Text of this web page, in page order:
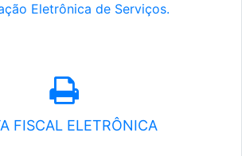
Eletrônica de Serviços.
FISCAL ELETRÔNICA